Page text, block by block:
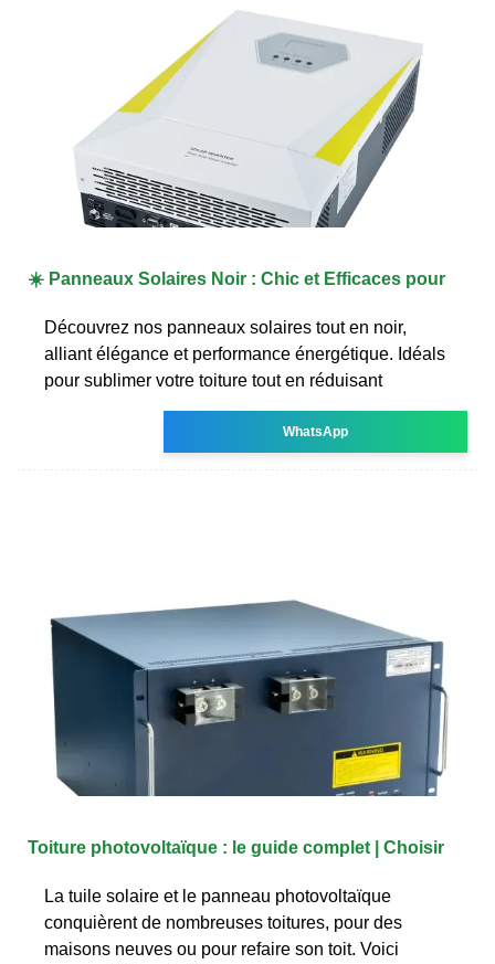
☀️ Panneaux Solaires Noir : Chic et Efficaces pour
Découvrez nos panneaux solaires tout en noir,
alliant élégance et performance énergétique. Idéals
pour sublimer votre toiture tout en réduisant
WhatsApp
Toiture photovoltaïque : le guide complet | Choisir
La tuile solaire et le panneau photovoltaïque
conquièrent de nombreuses toitures, pour des
maisons neuves ou pour refaire son toit. Voici